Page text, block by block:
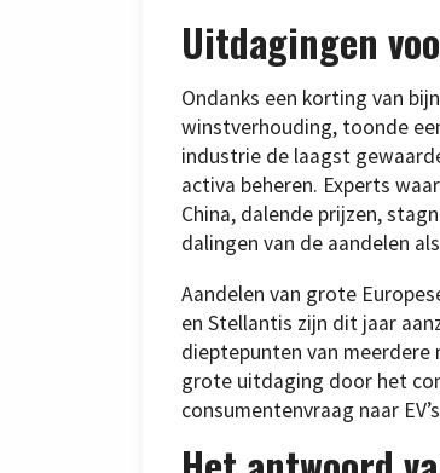
Uitdagingen
Ondanks een korting van
winstverhouding, toonde
industrie de laagst
activa beheren. Experts
China, dalende prijzen,
dalingen van de aandelen
Aandelen van grote
en Stellantis zijn dit jaar
dieptepunten van meerdere
grote uitdaging door het
consumentenvraag naar